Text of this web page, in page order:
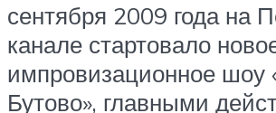
сентября 2009 года на
канале стартовало
импровизационное
Бутово», главными